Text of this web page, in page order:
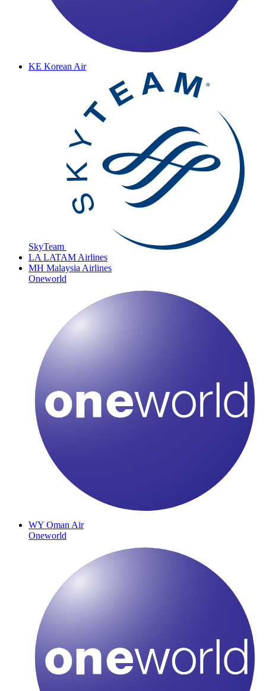
KE Korean Air
SkyTeam
LA LATAM Airlines
MH Malaysia Airlines
Oneworld
WY Oman Air
Oneworld